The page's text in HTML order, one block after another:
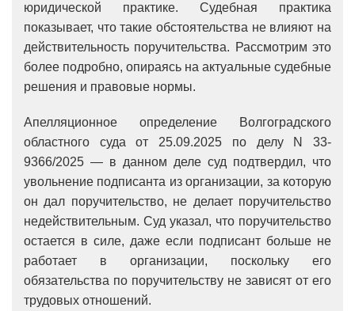
юридической практике. Судебная практика
показывает, что такие обстоятельства не влияют на
действительность поручительства. Рассмотрим это
более подробно, опираясь на актуальные судебные
решения и правовые нормы.
Апелляционное определение Волгоградского
областного суда от 25.09.2025 по делу N 33-
9366/2025 — в данном деле суд подтвердил, что
увольнение подписанта из организации, за которую
он дал поручительство, не делает поручительство
недействительным. Суд указал, что поручительство
остается в силе, даже если подписант больше не
работает в организации, поскольку его
обязательства по поручительству не зависят от его
трудовых отношений.